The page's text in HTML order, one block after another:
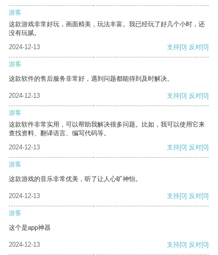
游客
这款游戏非常好玩，画面精美，玩法丰富。我已经玩了好几个小时，还
没有玩腻。
2024-12-13
支持[0] 反对[0]
游客
这款软件的售后服务非常好，遇到问题都能得到及时解决。
2024-12-13 支持[0] 反对[0]
游客
这款软件非常实用，可以帮助我解决很多问题。比如，我可以使用它来
查找资料、翻译语言、编写代码等。
2024-12-13
支持[0] 反对[0]
游客
这款游戏的音乐非常优美，听了让人心旷神怡。
2024-12-13 支持[0] 反对[0]
游客
这个是app神器
2024-12-13 支持[0] 反对[0]